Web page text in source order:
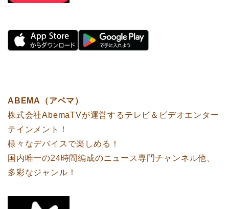
ABEMA（アベマ）
株式会社AbemaTVが運営するテレビ＆ビデオエンター
テインメント！
様々なデバイスで楽しめる！
国内唯一の24時間編成のニュース専門チャンネル他、
多彩なジャンル！